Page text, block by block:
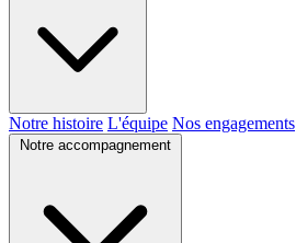
Notre histoire L'équipe Nos engagements
Notre accompagnement